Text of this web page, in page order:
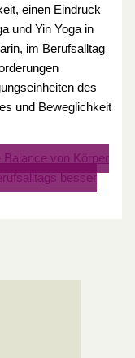
einen Eindruck
und Yin Yoga in
im Berufsalltag
des
und Beweglichkeit
Balance von Körper
besser